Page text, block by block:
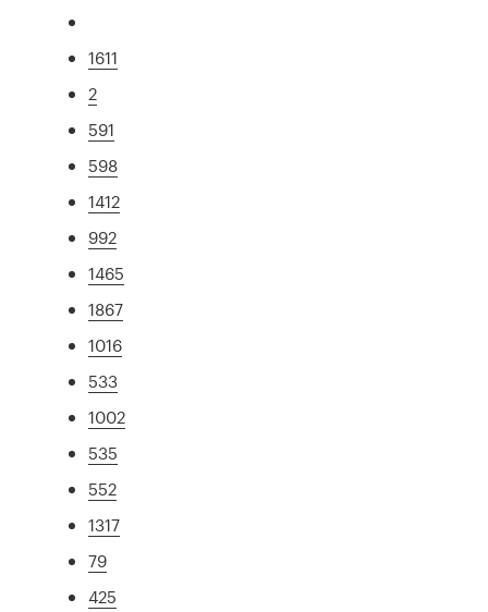
1611
2
591
598
1412
992
1465
1867
1016
533
1002
535
552
1317
79
425